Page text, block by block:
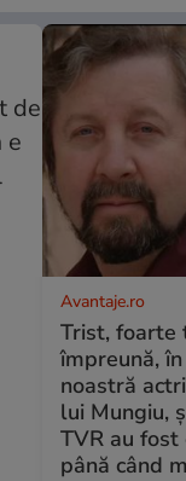
Avantaje.ro
Trist, foarte
împreună,
noastră
lui Mungiu,
TVR au
până când